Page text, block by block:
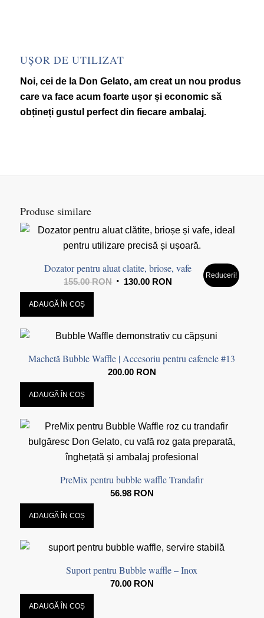
UȘOR DE UTILIZAT
Noi, cei de la Don Gelato, am creat un nou produs
care va face acum foarte ușor și economic să
obțineți gustul perfect din fiecare ambalaj.
Produse similare
Dozator pentru aluat clatite, briose, vafe
155.00RON Prețul
155.00 RON.
130.00 RON
ADAUGĂ ÎN COȘ
Reduceri!
Machetă Bubble Waffle | Accesoriu pentru cafenele #13
200.00 RON
ADAUGĂ ÎN COȘ
PreMix pentru bubble waffle Trandafir
56.98 RON
ADAUGĂ ÎN COȘ
Suport pentru Bubble waffle – Inox
70.00 RON
ADAUGĂ ÎN COȘ